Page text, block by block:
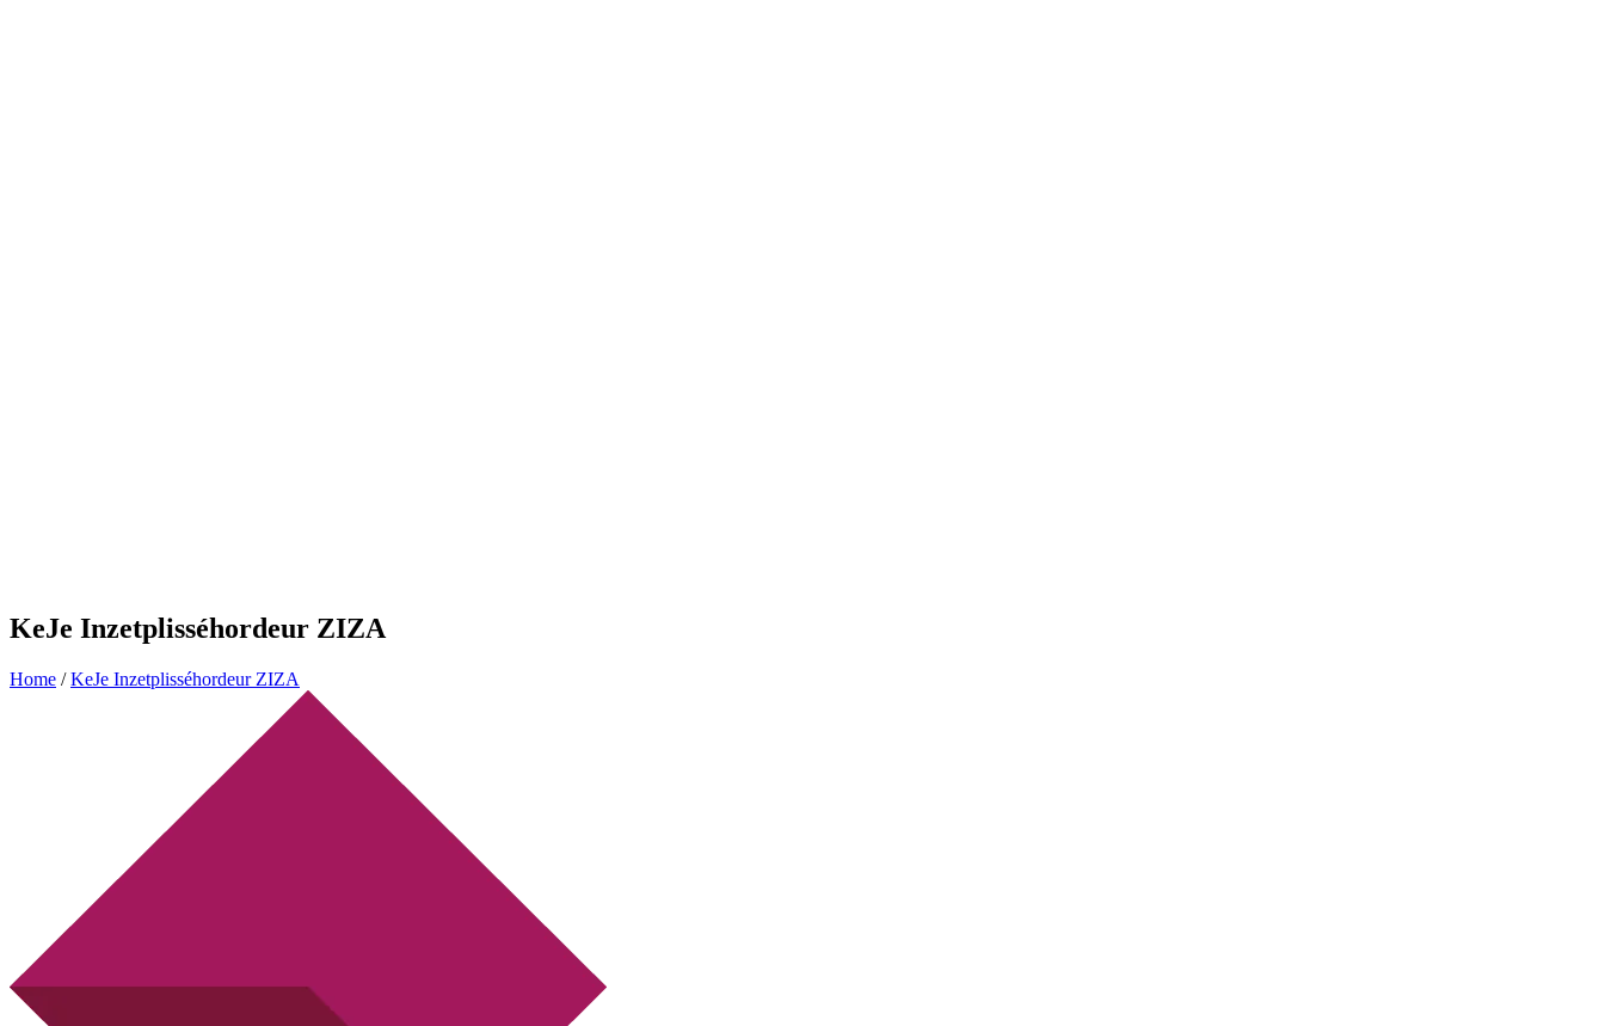
KeJe Inzetplisséhordeur ZIZA
Home / KeJe Inzetplisséhordeur ZIZA